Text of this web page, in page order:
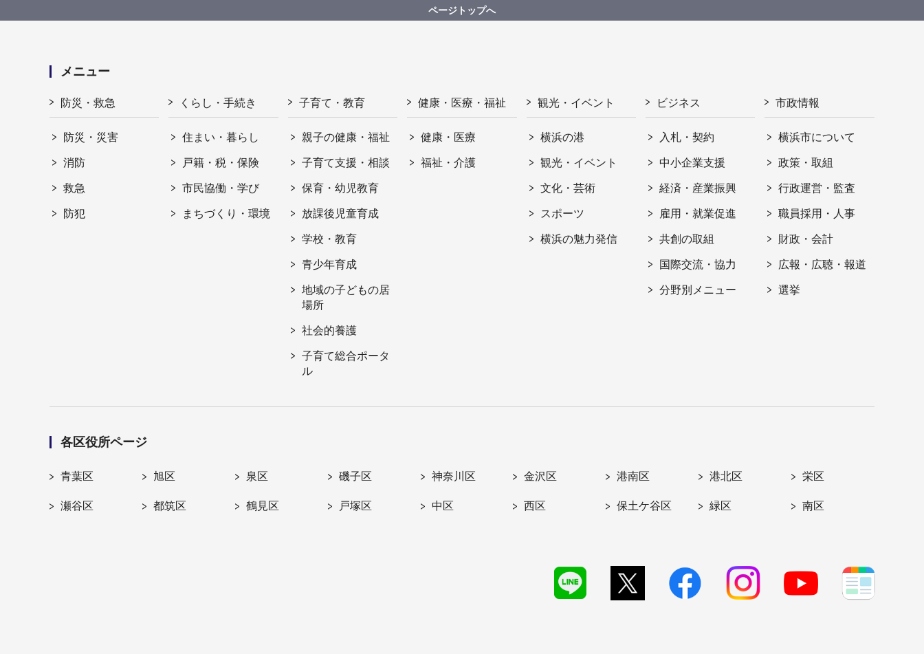
ページトップへ
メニュー
防災・救急
防災・災害
消防
救急
防犯
くらし・手続き
住まい・暮らし
戸籍・税・保険
市民協働・学び
まちづくり・環境
子育て・教育
親子の健康・福祉
子育て支援・相談
保育・幼児教育
放課後児童育成
学校・教育
青少年育成
地域の子どもの居
場所
社会的養護
子育て総合ポータ
ル
健康・医療・福祉
健康・医療
福祉・介護
観光・イベント
横浜の港
観光・イベント
文化・芸術
スポーツ
横浜の魅力発信
ビジネス
入札・契約
中小企業支援
経済・産業振興
雇用・就業促進
共創の取組
国際交流・協力
分野別メニュー
市政情報
横浜市について
政策・取組
行政運営・監査
職員採用・人事
財政・会計
広報・広聴・報道
選挙
各区役所ページ
青葉区 旭区 泉区 磯子区 神奈川区 金沢区 港南区 港北区 栄区
瀬谷区 都筑区 鶴見区 戸塚区 中区 西区 保土ケ谷区 緑区 南区